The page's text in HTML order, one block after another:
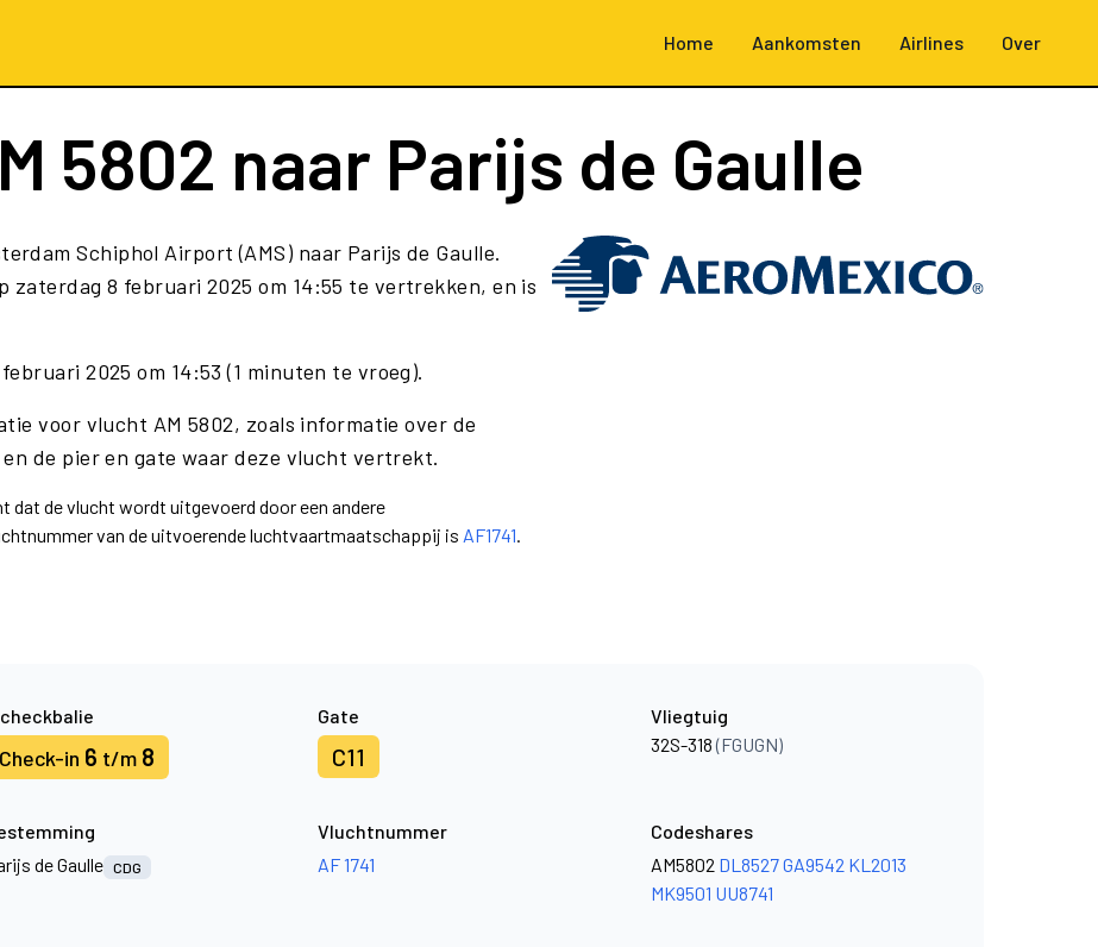
Home Aankomsten Airlines Over
5802 naar Parijs de Gaulle
Schiphol Airport (AMS) naar Parijs de Gaulle.
zaterdag 8 februari 2025 om 14:55 te vertrekken, en is
2025 om 14:53 (1 minuten te vroeg).
voor vlucht AM 5802, zoals informatie over de
de pier en gate waar deze vlucht vertrekt.
dat de vlucht wordt uitgevoerd door een andere
van de uitvoerende luchtvaartmaatschappij is AF1741.
Check-in 6 t/m 8
Gate
C11
Vliegtuig
32S-318(FGUGN)
de Gaulle CDG
Vluchtnummer
AF 1741
Codeshares
AM5802 DL8527GA9542 KL2013
MK9501 UU8741